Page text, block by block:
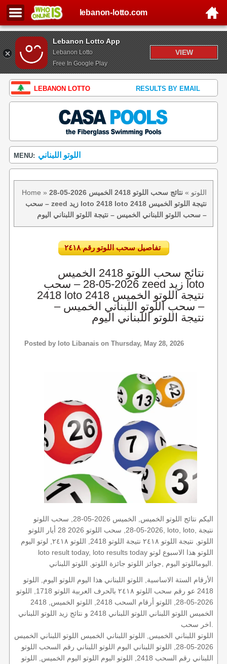
Lebanon Lotto App
Lebanon Lotto
Free In Google Play
VIEW
lebanon-lotto.com
LEBANON LOTTO RESULTS BY EMAIL
MENU: اللوتو اللبناني
Home » اللوتو »
نتائج سحب اللوتو 2418 الخميس 2026-05-28
– سحب zeed زيد loto 2418 loto 2418 نتيجة اللوتو الخميس
– سحب اللوتو اللبناني الخميس – نتيجة اللوتو اللبناني اليوم
تفاصيل سحب اللوتو رقم ٢٤١٨
نتائج سحب اللوتو 2418 الخميس
2026-05-28 – سحب zeed زيد loto
2418 loto 2418 نتيجة اللوتو الخميس
– سحب اللوتو اللبناني الخميس –
نتيجة اللوتو اللبناني اليوم
Posted by loto Libanaison Thursday, May 28, 2026
اليكم نتائج اللوتو الخميس, الخميس 2026-05-28, سحب اللوتو
2026-05-28, سحب اللوتو 2026 28 أيار اللوتو, loto, loto, نتيجة
اللوتو, نتيجة اللوتو ٢٤١٨ نتيجة اللوتو 2418, اللوتو ٢٤١٨, لوتو اليوم
loto result today, loto results today اللوتو هذا الاسبوع لوتو
الأرقام الستة الاساسية, اللوتو اللبناني هذا اليوم اللوتو اليوم, اللوتو
2418 عو رقم سحب اللوتو ٢٤١٨ بالحرف العربية اللوتو 1718, اللوتو
2026-05-28, اللوتو أرقام السحب 2418, اللوتو الخميس, 2418
الخميس اللوتو اللبناني اللوتو اللبناني 2418 و نتائج زيد اللوتو اللبناني
اللوتو اللبناني الخميس, اللوتو اللبناني الخميس اللوتو اللبناني الخميس
2026-05-28, اللوتو اللبناني اليوم اللوتو اللبناني رقم السحب اللوتو
اللبناني رقم السحب 2418, اللوتو اليوم اللوتو اليوم الخميس, اللوتو